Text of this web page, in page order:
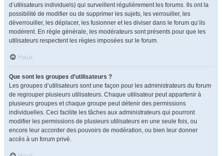
d’utilisateurs individuels) qui surveillent régulièrement les forums. Ils ont la
possibilité de modifier ou de supprimer les sujets, les verrouiller, les
déverrouiller, les déplacer, les fusionner et les diviser dans le forum qu’ils
modèrent. En règle générale, les modérateurs sont présents pour que les
utilisateurs respectent les règles imposées sur le forum.
Haut
Que sont les groupes d’utilisateurs ?
Les groupes d’utilisateurs sont une façon pour les administrateurs du forum
de regrouper plusieurs utilisateurs. Chaque utilisateur peut appartenir à
plusieurs groupes et chaque groupe peut détenir des permissions
individuelles. Ceci facilite les tâches aux administrateurs qui pourront
modifier les permissions de plusieurs utilisateurs en une seule fois, ou
encore leur accorder des pouvoirs de modération, ou bien leur donner
accès à un forum privé.